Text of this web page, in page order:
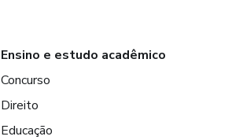
Ensino e estudo acadêmico
Concurso
Direito
Educação